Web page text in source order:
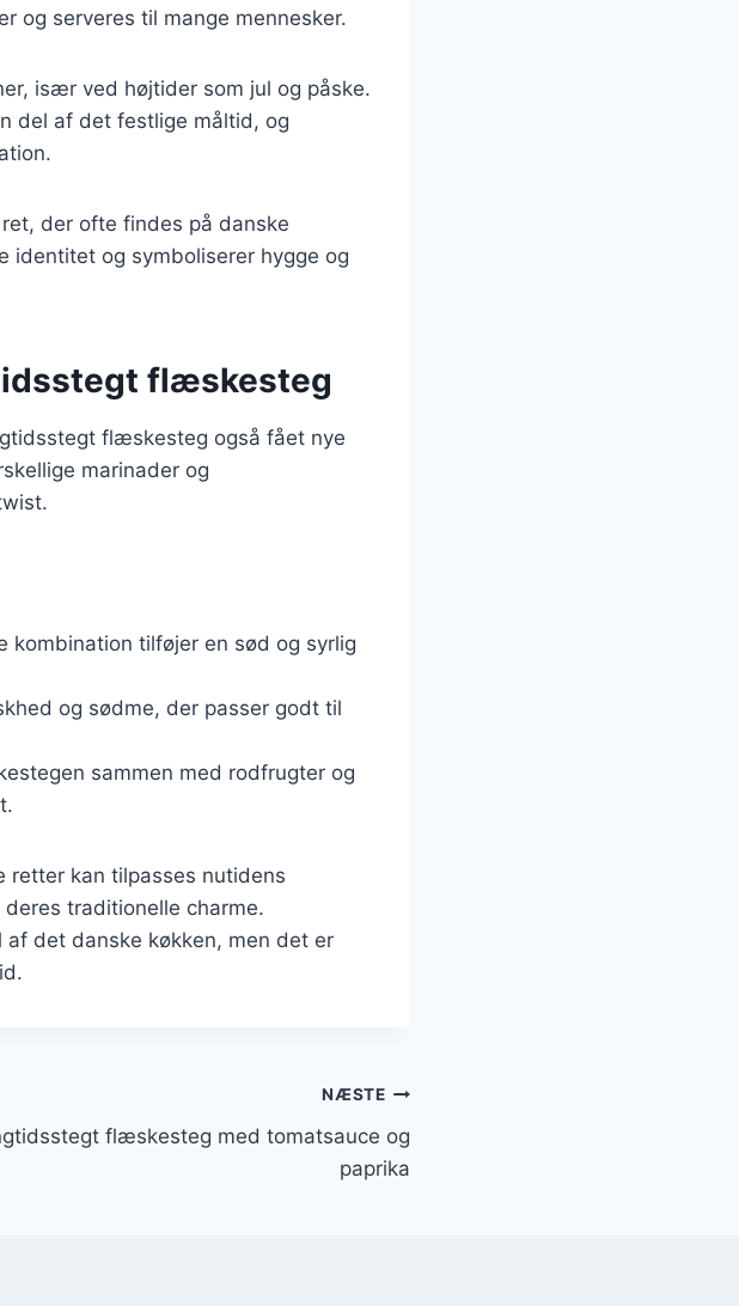
og serveres til mange mennesker.
især ved højtider som jul og påske.
del af det festlige måltid, og
der ofte findes på danske
identitet og symboliserer hygge og
flæskesteg
flæskesteg også fået nye
marinader og
kombination tilføjer en sød og syrlig
og sødme, der passer godt til
sammen med rodfrugter og
retter kan tilpasses nutidens
traditionelle charme.
det danske køkken, men det er
NÆSTE
flæskesteg med tomatsauce og
paprika